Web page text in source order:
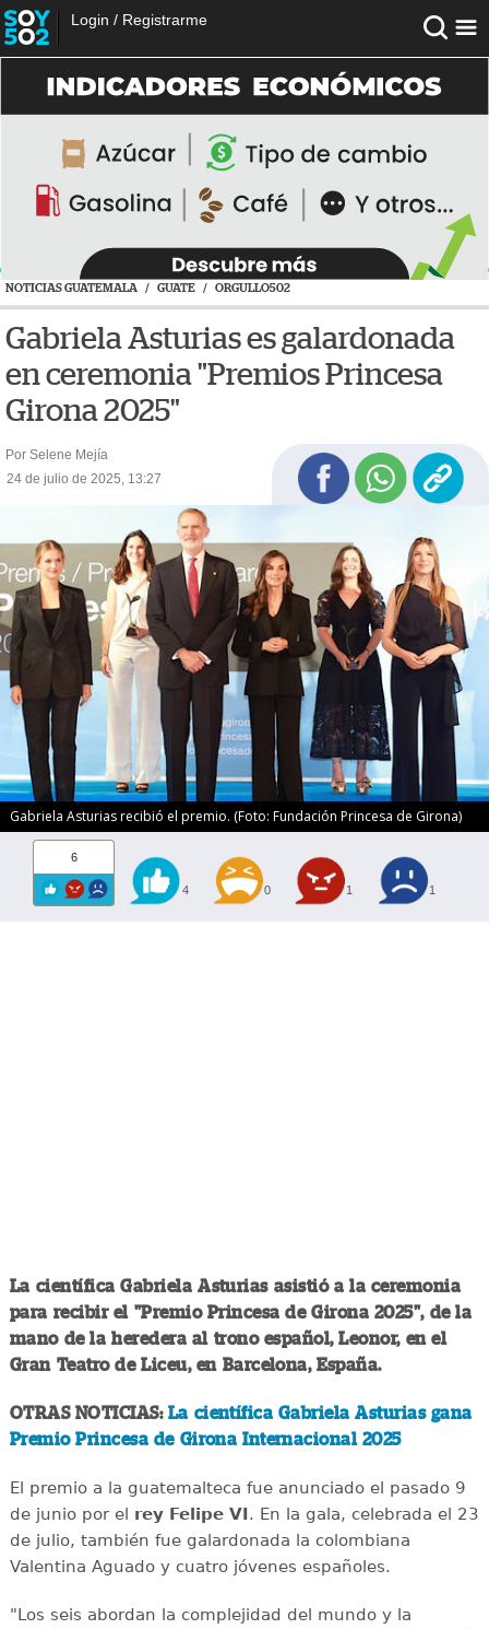
Login / Registrarme
NOTICIAS GUATEMALA / GUATE / ORGULLO502
Gabriela Asturias es galardonada
en ceremonia "Premios Princesa
Girona 2025"
Por Selene Mejía
24 de julio de 2025, 13:27
Gabriela Asturias recibió el premio. (Foto: Fundación Princesa de Girona)
6
4 0 1 1
La científica Gabriela Asturias asistió a la ceremonia
para recibir el "Premio Princesa de Girona 2025", de la
mano de la heredera al trono español, Leonor, en el
Gran Teatro de Liceu, en Barcelona, España.
OTRAS NOTICIAS: La científica Gabriela Asturias gana
Premio Princesa de Girona Internacional 2025
El premio a la guatemalteca fue anunciado el pasado 9
de junio por el rey Felipe VI. En la gala, celebrada el 23
de julio, también fue galardonada la colombiana
Valentina Aguado y cuatro jóvenes españoles.
"Los seis abordan la complejidad del mundo y la